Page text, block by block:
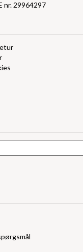
nr. 29964297